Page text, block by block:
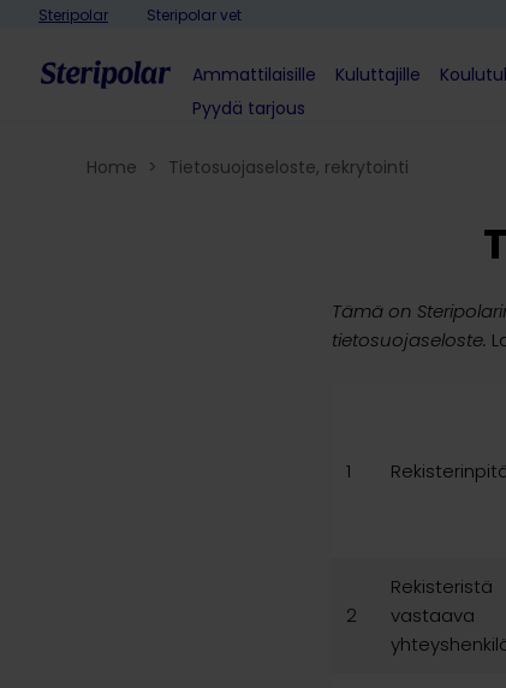
Skip to content
Steripolar Steripolar vet
Ammattilaisille Kuluttajille
Pyydä tarjous
Home > Tietosuojaseloste, rekrytointi
Tämä on
tietosuojaseloste.
1
2
Rekisteristä
vastaava